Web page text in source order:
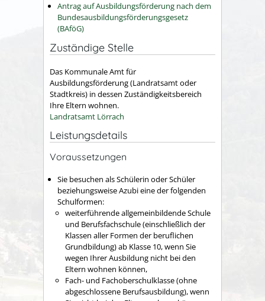
Antrag auf Ausbildungsförderung nach dem
Bundesausbildungsförderungsgesetz
(BAföG)
Zuständige Stelle
Das Kommunale Amt für
Ausbildungsförderung (Landratsamt oder
Stadtkreis) in dessen Zuständigkeitsbereich
Ihre Eltern wohnen.
Landratsamt Lörrach
Leistungsdetails
Voraussetzungen
Sie besuchen als Schülerin oder Schüler
beziehungsweise Azubi eine der folgenden
Schulformen:
weiterführende allgemeinbildende Schule
und Berufsfachschule (einschließlich der
Klassen aller Formen der beruflichen
Grundbildung) ab Klasse 10, wenn Sie
wegen Ihrer Ausbildung nicht bei den
Eltern wohnen können,
Fach- und Fachoberschulklasse (ohne
abgeschlossene Berufsausbildung), wenn